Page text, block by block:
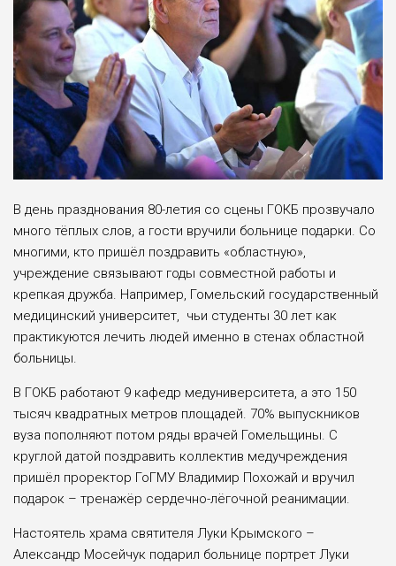
В день празднования 80-летия со сцены ГОКБ прозвучало
много тёплых слов, а гости вручили больнице подарки. Со
многими, кто пришёл поздравить «областную»,
учреждение связывают годы совместной работы и
крепкая дружба. Например, Гомельский государственный
медицинский университет, чьи студенты 30 лет как
практикуются лечить людей именно в стенах областной
больницы.
В ГОКБ работают 9 кафедр медуниверситета, а это 150
тысяч квадратных метров площадей. 70% выпускников
вуза пополняют потом ряды врачей Гомельщины. С
круглой датой поздравить коллектив медучреждения
пришёл проректор ГоГМУ Владимир Похожай и вручил
подарок – тренажёр сердечно-лёгочной реанимации.
Настоятель храма святителя Луки Крымского –
Александр Мосейчук подарил больнице портрет Луки